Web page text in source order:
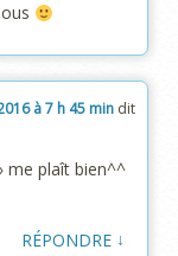
à 7 h 45 min dit
me plaît bien^^
RÉPONDRE ↓